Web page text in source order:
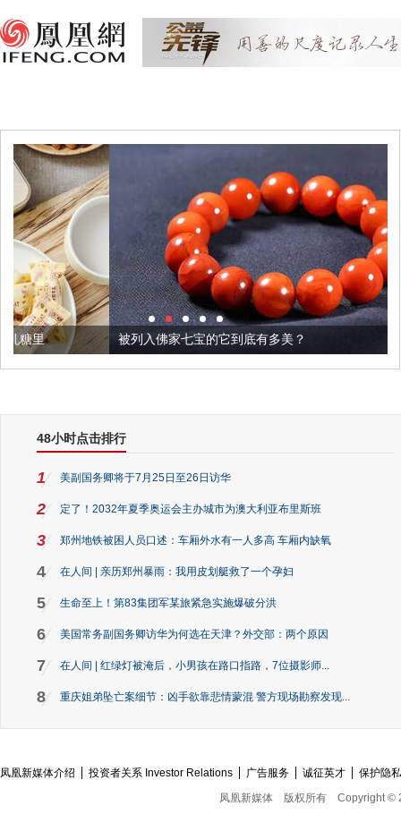
被列入佛家七宝的它到底有多美？
48小时点击排行
1 美副国务卿将于7月25日至26日访华
2 定了！2032年夏季奥运会主办城市为澳大利亚布里斯班
3 郑州地铁被困人员口述：车厢外水有一人多高 车厢内缺氧
4 在人间 | 亲历郑州暴雨：我用皮划艇救了一个孕妇
5 生命至上！第83集团军某旅紧急实施爆破分洪
6 美国常务副国务卿访华为何选在天津？外交部：两个原因
7 在人间 | 红绿灯被淹后，小男孩在路口指路，7位摄影师...
8 重庆姐弟坠亡案细节：凶手欲靠悲情蒙混 警方现场勘察发现...
凤凰新媒体介绍 投资者关系 Investor Relations 广告服务 诚征英才
保护隐
凤凰新媒体
版权所有 Copyright ©